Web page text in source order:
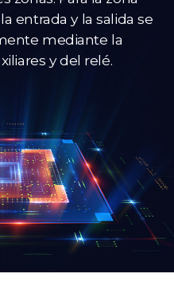
entrada y la salida se
mediante la
y del relé.